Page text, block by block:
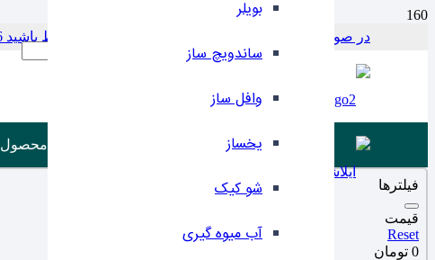
در صورت بروز مشکل در پرداخت با این شماره در ارتباط باشید 09199797956
Products search
بویلر
ساندویچ ساز
وافل ساز
یخساز
شو کیک
آب میوه گیری
محصول
فیلترها
قیمت
Reset
0 تومان